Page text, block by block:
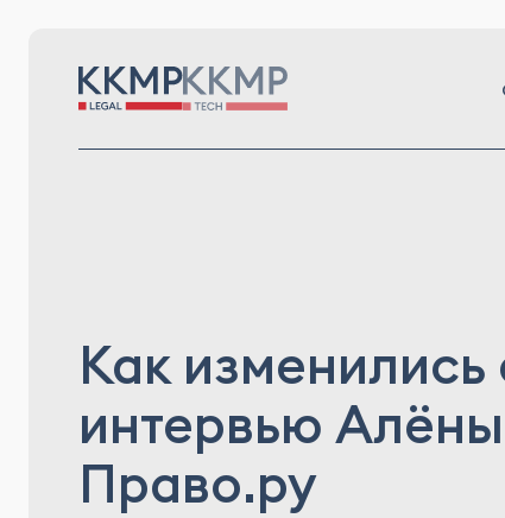
Как
интервью
Право.ру